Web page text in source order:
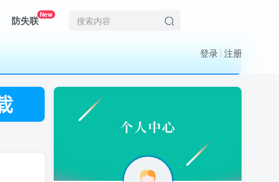
防失联New
登录 注册